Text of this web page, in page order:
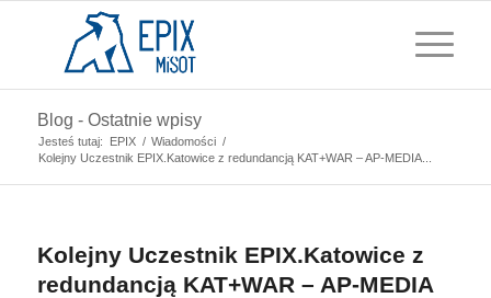
Blog - Ostatnie wpisy
Jesteś tutaj: EPIX / Wiadomości /
Kolejny Uczestnik EPIX.Katowice z redundancją KAT+WAR – AP-MEDIA...
Kolejny Uczestnik EPIX.Katowice z
redundancją KAT+WAR – AP-MEDIA